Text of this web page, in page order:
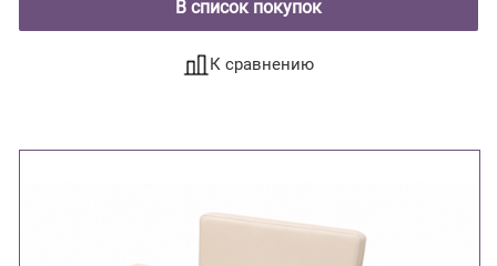
В список покупок
К сравнению